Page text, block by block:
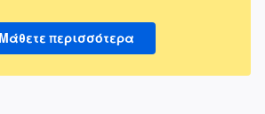
Μάθετε περισσότερα